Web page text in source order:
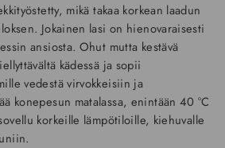
mikä takaa korkean laadun
Jokainen lasi on hienovaraisesti
ansiosta. Ohut mutta kestävä
kädessä ja sopii
vedestä virvokkeisiin ja
konepesun matalassa, enintään 40 °C
korkeille lämpötiloille, kiehuvalle